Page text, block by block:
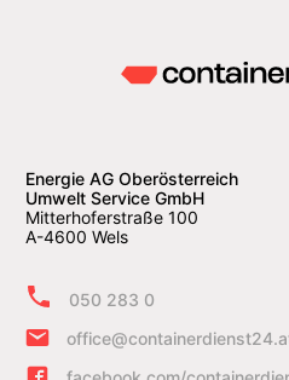
Energie AG Oberösterreich
Umwelt Service GmbH
Mitterhoferstraße 100
A-4600 Wels
050 283 0